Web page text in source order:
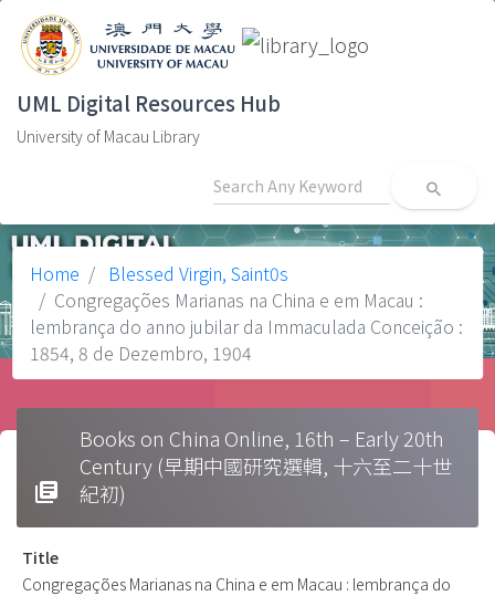
UML Digital Resources Hub
University of Macau Library
search
Home
Blessed Virgin, Saint0s
Congregações Marianas na China e em Macau :
lembrança do anno jubilar da Immaculada Conceição :
1854, 8 de Dezembro, 1904
library_books
Books on China Online, 16th – Early 20th
Century (早期中國研究選輯, 十六至二十世
紀初)
Title
Congregações Marianas na China e em Macau : lembrança do